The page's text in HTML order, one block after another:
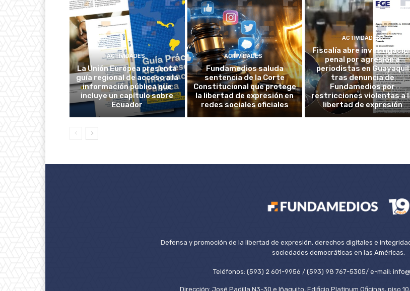
ACTIVIDADES
La Unión Europea presenta
guía regional de acceso a la
información pública que
incluye un capítulo sobre
Ecuador
ACTIVIDADES
Fundamedios saluda
sentencia de la Corte
Constitucional que protege
la libertad de expresión en
redes sociales oficiales
ACTIVIDADES
Fiscalía abre
penal por agresión a
periodistas en Guayaquil
tras denuncia de
Fundamedios por
restricciones violentas a
libertad de expresión
Defensa y promoción de la libertad de expresión, derechos digitales e
sociedades democráticas en las Américas.
Teléfonos: (593) 2 601-9956 / (593) 98 767-5305/ e-mail:
Dirección: José Padilla N3-30 e Iñaquito, Edificio Platinum Oficinas, piso